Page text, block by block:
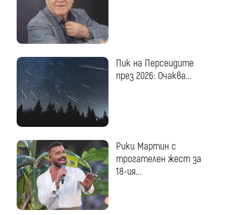
Пик на Персеидите
през 2026: Очаква...
Рики Мартин с
трогателен жест за
18-ия...